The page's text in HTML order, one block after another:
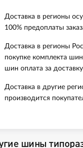
Доставка в регионы
100% предоплаты
Доставка в регионы
покупке комплекта
шин оплата за
Доставка в другие
производится
шины